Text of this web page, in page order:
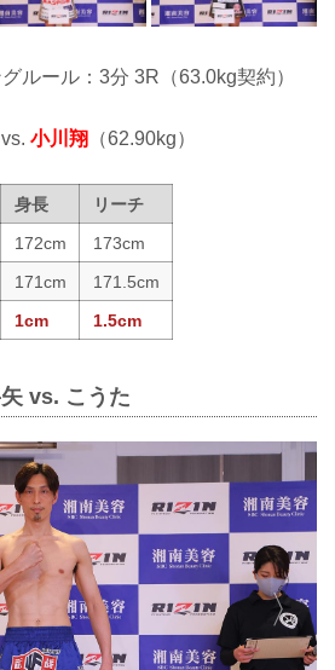
ルール：3分 3R（63.0kg契約）
小川翔 （62.90kg）
身長
リーチ
172cm
173cm
171cm
171.5cm
1cm 1.5cm
vs. こうた